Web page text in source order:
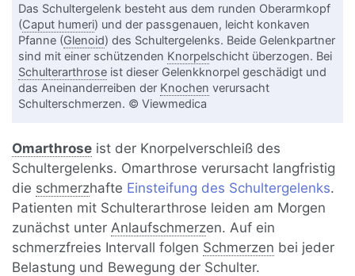
Das Schultergelenk besteht aus dem runden Oberarmkopf
(Caput humeri) und der passgenauen, leicht konkaven
Pfanne (Glenoid) des Schultergelenks. Beide Gelenkpartner
sind mit einer schützenden Knorpelschicht überzogen. Bei
Schulterarthrose ist dieser Gelenkknorpel geschädigt und
das Aneinanderreiben der Knochen verursacht
Schulterschmerzen. © Viewmedica
Omarthrose ist der Knorpelverschleiß des
Schultergelenks. Omarthrose verursacht langfristig
die schmerzhafte Einsteifung des Schultergelenks.
Patienten mit Schulterarthrose leiden am Morgen
zunächst unter Anlaufschmerzen. Auf ein
schmerzfreies Intervall folgen Schmerzen bei jeder
Belastung und Bewegung der Schulter.